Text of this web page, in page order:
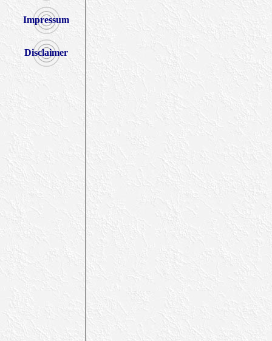
Impressum
Disclaimer